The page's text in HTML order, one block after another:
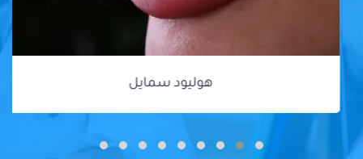
هوليود سمايل